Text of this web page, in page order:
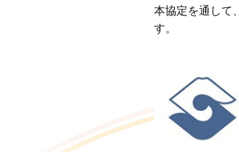
本協定を通して
す。